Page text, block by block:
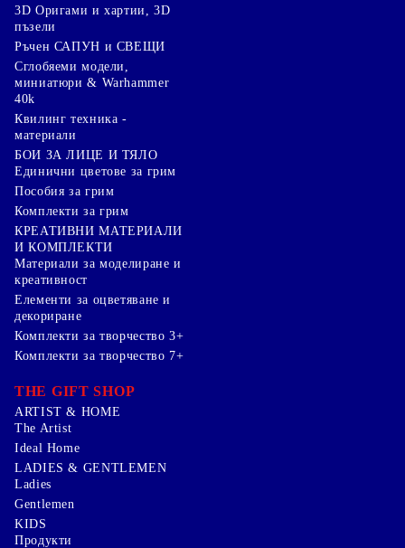
3D Оригами и хартии, 3D
пъзели
Ръчен САПУН и СВЕЩИ
Сглобяеми модели,
миниатюри & Warhammer
40k
Квилинг техника -
материали
БОИ ЗА ЛИЦЕ И ТЯЛО
Единични цветове за грим
Пособия за грим
Комплекти за грим
КРЕАТИВНИ МАТЕРИАЛИ
И КОМПЛЕКТИ
Mатериали за моделиране и
креативност
Елементи за оцветяване и
декориране
Комплекти за творчество 3+
Комплекти за творчество 7+
THE GIFT SHOP
ARTIST & HOME
The Artist
Ideal Home
LADIES & GENTLEMEN
Ladies
Gentlemen
KIDS
Продукти